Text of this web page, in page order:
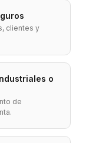
clientes y
o
de